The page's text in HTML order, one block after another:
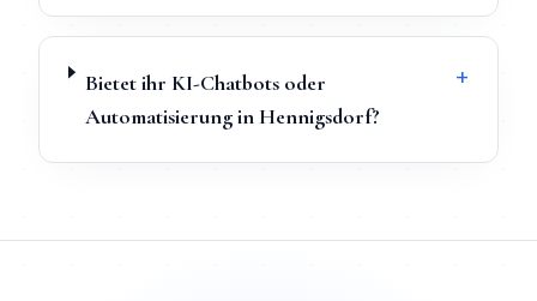
Bietet ihr KI-Chatbots oder
Automatisierung in Hennigsdorf?
+